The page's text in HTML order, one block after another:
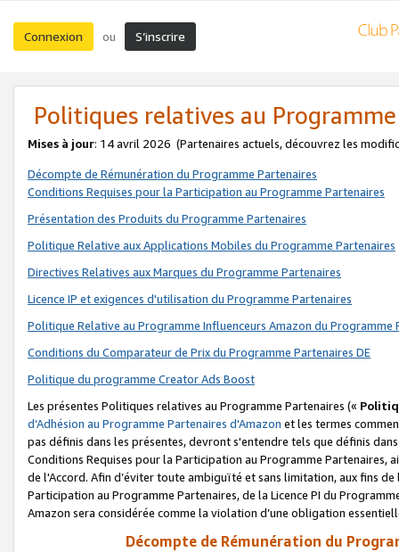
Connexion ou S’inscrire
Politiques relatives au
Mises à jour: 14 avril 2026 (Partenaires actuels, découvrez les
Décompte de Rémunération du Programme Partenaires
Conditions Requises pour la Participation au Programme Partenaires
Présentation des Produits du Programme Partenaires
Politique Relative aux Applications Mobiles du Programme Partenaires
Directives Relatives aux Marques du Programme Partenaires
Licence IP et exigences d'utilisation du Programme Partenaires
Politique Relative au Programme Influenceurs Amazon du Programme
Conditions du Comparateur de Prix du Programme Partenaires DE
Politique du programme Creator Ads Boost
Les présentes Politiques relatives au Programme Partenaires («
d’Adhésion au Programme Partenaires d'Amazon et les termes
pas définis dans les présentes, devront s'entendre tels que définis
Conditions Requises pour la Participation au Programme Partenaires,
de l'Accord. Afin d’éviter toute ambiguïté et sans limitation, aux fins
Participation au Programme Partenaires, de la Licence PI du
Amazon sera considérée comme la violation d’une obligation
Décompte de Rémunération du